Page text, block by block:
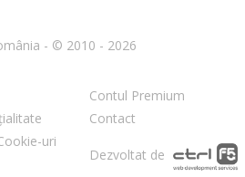
- © 2010 - 2026
uri
Contul Premium
Contact
Dezvoltat de